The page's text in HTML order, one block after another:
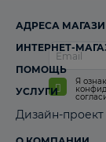
Я
АДРЕСА
ИНТЕРНЕТ-
ПОМОЩЬ
УСЛУГИ
Дизайн-проект